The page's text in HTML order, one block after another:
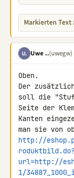
Markierten Text
U. Uwe ..(uwegw)
Oben.
Der
soll die
Seite der
Kanten
http://
roduktbild.do?
url=http://
1/